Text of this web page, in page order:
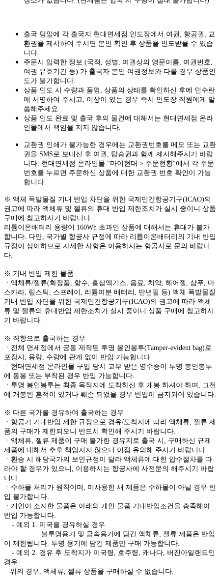
출국 당일에 각 출국지 현대면세점 인도장에서 여권, 항공권, 교
환권을 제시하여 주시면 본인 확인 후 상품을 인도받을 수 있습
니다.
주문시 입력한 정보 (국적, 성별, 여권상의 영문이름, 여권번호,
여권 유효기간 등) 가 출국자 본인 여권정보와 다를 경우 상품인
도가 불가합니다.
상품 인도 시 수량과 품명, 상품의 상태를 확인하신 후에 인수란
에 서명하여 주시고, 이상이 있는 경우 즉시 인도장 직원에게 말
씀해주세요.
상품 인도 완료 및 출국 후의 물건에 대해서는 현대면세점 온라
인몰에서 책임을 지지 않습니다.
교환권 인쇄가 불가능한 경우에는 교환권번호를 메모 또는 교환
권을 SMS로 보내신 후 여권, 탑승권과 함께 제시해주시기 바랍
니다. 현대면세점 온라인몰 "마이현대 > 주문현황"에서 각 주문
번호를 누르면 주문하신 상품에 대한 교환권 번호 확인이 가능
합니다.
※ 액체 폭발물질 기내 반입 차단을 위한 국제민간항공기구(ICAO)의
권고에 따라 액체류 및 젤류의 휴대 반입 제한조치가 실시 중이니 상품
구매에 참고하시기 바랍니다.
리튬이온배터리 용량이 160Wh 초과인 상품에 대해서는 휴대가 불가
합니다. 다만, 국가별 항공사 규정에 따라 리튬이온배터리의 기내 반입
규정이 상이하므로 자세한 사항은 이용하시는 항공사로 문의 바랍니
다.
※ 기내 반입 제한 물품
ㆍ액체류/젤류(화장품, 향수, 홍삼엑기스, 음료, 치약, 헤어젤, 샴푸, 마
스카라, 립스틱, 스프레이, 리튬여분 배터리, 만년필 등) 액체 폭발물질
기내 반입 차단을 위한 국제민간항공기구(ICAO)의 권고에 따라 액체
류 및 젤류의 휴대반입 제한조치가 실시 중이니 상품 구매에 참고하시
기 바랍니다.
※ 직항으로 출국하는 경우
ㆍ전체 면세점에서 공동 제작된 투명 봉인봉투(Tamper-evident bag)로
포장시, 용량, 수량에 관계 없이 반입 가능합니다.
ㆍ현대면세점 온라인몰 구입 당시 교부 받은 영수증이 투명 봉인봉투
에 동봉 또는 부착된 경우 반입 가능합니다.
ㆍ투명 봉인봉투는 최종 목적지에 도착하신 후 개봉 하셔야 하며, 그전
에 개봉된 흔적이 있거나 훼손 되었을 경우 반입이 금지되어 있습니다.
※ 다른 국가를 경유하여 출국하는 경우
ㆍ항공기 기내반입 제한 규정으로 경유/도착지에 따라 액체류, 젤류 제
품의 구매가 제한되오니 반드시 확인해 주시기 바랍니다.
ㆍ액체류, 젤류 제품이 구매 불가한 경유지로 출국 시, 구매하신 규제
제품에 대해서 추후 책임지지 않으니 이점 유의해 주시기 바랍니다.
ㆍ환승 시 해당국가의 보안규정이 달라 액체류에 대한 압수절차를 따
라야 할 경우가 있으니, 이용하시는 항공사에 사전문의 해주시기 바랍
니다.
ㆍ수하물 처리가 원칙이며, 미사용한 새 제품은 수하물이 아닐 경우 반
입 불가합니다.
ㆍ개인이 소지한 물품은 아래의 개인 물품 기내반입조건을 충족해야
반입 가능합니다.
- 예외 1. 미국을 경유하실 경우
: 불투명용기 및 금속용기에 담긴 액체류, 젤류 제품은 반입
이 제한됩니다. 투명 용기에 담긴 제품만 구매 가능합니다.
- 예외 2. 경유 후 도착지가 미국령, 호주령, 캐나다, 버진아일랜드인
경우
위의 경우, 액체류, 젤류 상품을 구매하실 수 없습니다.